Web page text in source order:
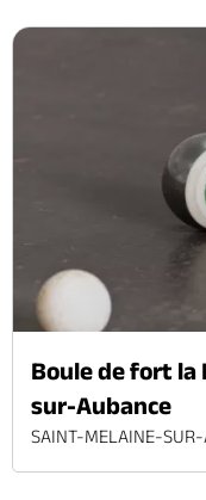
Boule de fort la
sur-Aubance
SAINT-MELAINE-SUR-